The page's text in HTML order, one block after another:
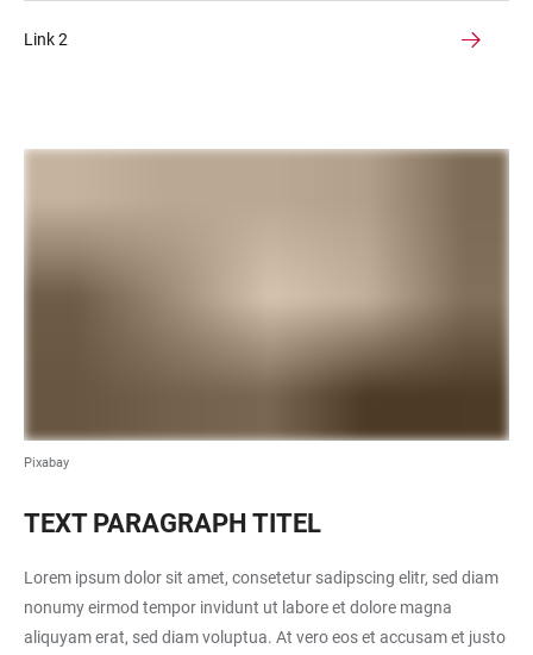
Link 2
Pixabay
TEXT PARAGRAPH TITEL
Lorem ipsum dolor sit amet, consetetur sadipscing elitr, sed diam
nonumy eirmod tempor invidunt ut labore et dolore magna
aliquyam erat, sed diam voluptua. At vero eos et accusam et justo